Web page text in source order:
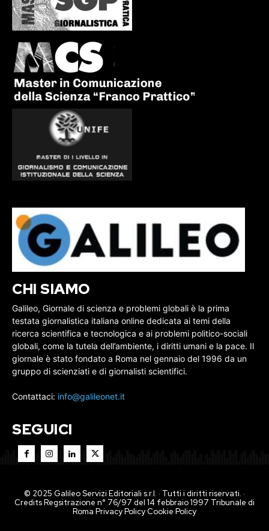
CHI SIAMO
Galileo, Giornale di scienza e problemi globali è la prima
testata giornalistica italiana online dedicata ai temi della
ricerca scientifica e tecnologica e ai problemi politico-sociali
globali, come la tutela dell’ambiente, i diritti umani e la pace. Il
giornale è stato fondato a Roma nel gennaio del 1996 da un
gruppo di scienziati e di giornalisti scientifici.
Contattaci: info@galileonet.it
SEGUICI
© 2025 Galileo Servizi Editoriali s.r.l. · Tutti i diritti riservati. ·
Credits Regsitrazione n° 76/97 del 14 febbraio 1997 Tribunale di
Roma Privacy PolicyCookie Policy